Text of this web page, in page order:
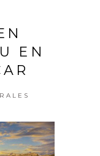
EN